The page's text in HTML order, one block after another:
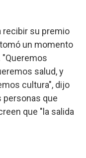
recibir su premio
un momento
salud, y
cultura", dijo
personas que
que "la salida